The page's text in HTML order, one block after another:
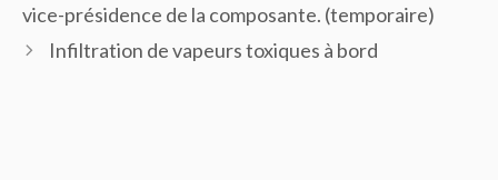
vice-présidence de la composante. (temporaire)
Infiltration de vapeurs toxiques à bord